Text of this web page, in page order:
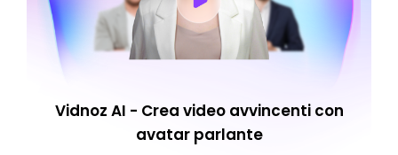
Vidnoz AI - Crea video avvincenti con
avatar parlante